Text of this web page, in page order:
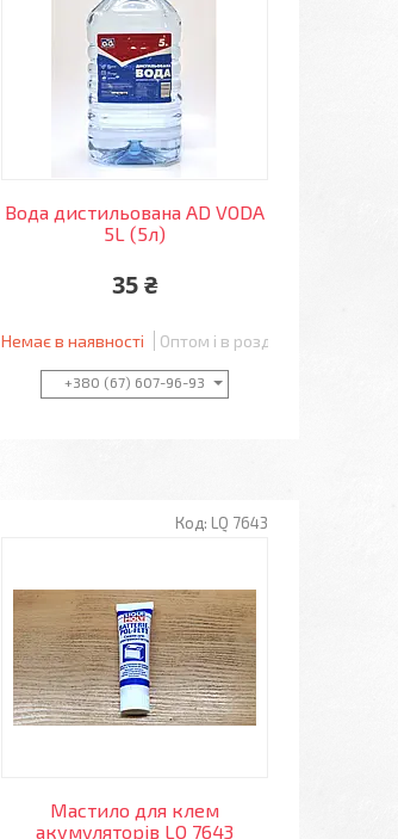
Вода дистильована AD VODA
5L (5л)
35 ₴
Немає в наявності Оптом і в роздріб
+380 (67) 607-96-93
LQ 7643
Мастило для клем
акумуляторів LQ 7643